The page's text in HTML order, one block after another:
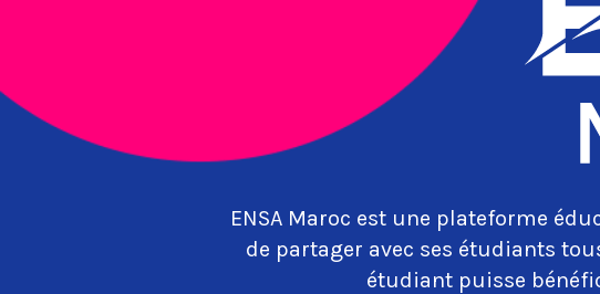
ENSA Maroc est une plateforme
de partager avec ses étudiants
étudiant puisse